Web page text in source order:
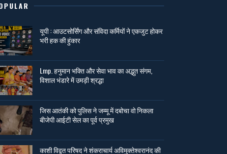
यूपी : आउटसोर्सिंग और संविदा कर्मियों ने एकजुट होकर
भरी हक की हुंकार
Lmp. हनुमान भक्ति और सेवा भाव का अद्भुत संगम,
विशाल भंडारे में उमड़ी श्रद्धा
जिस आतंकी को पुलिस ने जम्मू में दबोचा वो निकला
बीजेपी आईटी सेल का पूर्व प्रमुख
काशी विद्वत परिषद ने शंकराचार्य अविमुक्तेश्वरानंद की